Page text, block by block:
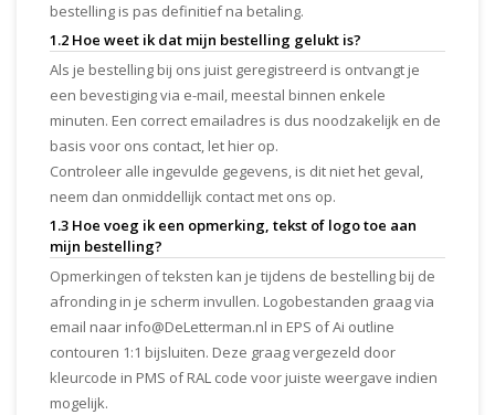
bestelling is pas definitief na betaling.
1.2 Hoe weet ik dat mijn bestelling gelukt is?
Als je bestelling bij ons juist geregistreerd is ontvangt je
een bevestiging via e-mail, meestal binnen enkele
minuten. Een correct emailadres is dus noodzakelijk en de
basis voor ons contact, let hier op.
Controleer alle ingevulde gegevens, is dit niet het geval,
neem dan onmiddellijk contact met ons op.
1.3 Hoe voeg ik een opmerking, tekst of logo toe aan
mijn bestelling?
Opmerkingen of teksten kan je tijdens de bestelling bij de
afronding in je scherm invullen. Logobestanden graag via
email naar info@DeLetterman.nl in EPS of Ai outline
contouren 1:1 bijsluiten. Deze graag vergezeld door
kleurcode in PMS of RAL code voor juiste weergave indien
mogelijk.